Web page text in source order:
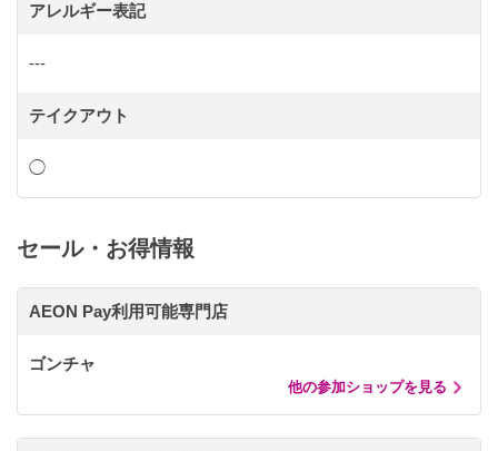
アレルギー表記
---
テイクアウト
◯
セール・お得情報
AEON Pay利用可能専門店
ゴンチャ
他の参加ショップを見る